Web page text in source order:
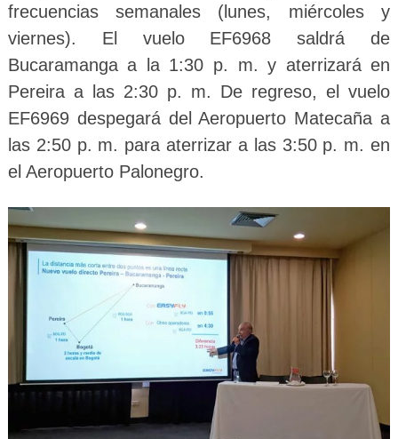
frecuencias semanales (lunes, miércoles y
viernes). El vuelo EF6968 saldrá de
Bucaramanga a la 1:30 p. m. y aterrizará en
Pereira a las 2:30 p. m. De regreso, el vuelo
EF6969 despegará del Aeropuerto Matecaña a
las 2:50 p. m. para aterrizar a las 3:50 p. m. en
el Aeropuerto Palonegro.